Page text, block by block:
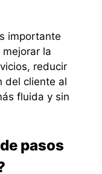
importante
la
reducir
del cliente al
fluida y sin
pasos